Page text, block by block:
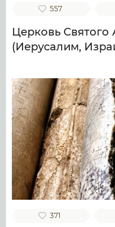
557
Церковь Святого
(Иерусалим,
371